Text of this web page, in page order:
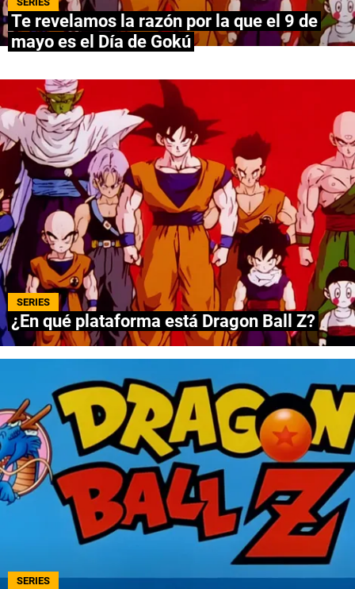
NETFLIX
APPLE TV+
MÚSICA
CELEBRITIES
PASATIEMPOS
INFLUENCERS
SPOILER US
QUIENES SOMOS STAFF | CONTACTO
Escribe en Spoiler
Términos y Condiciones
Políticas de Privacidad
Política Editorial
Ad Choices
Bolavip, al igual que Futbol Sites, es una
compañía perteneciente a Better Collective.
Te revelamos la razón por la que el 9 de
mayo es el Día de Gokú
SERIES
¿En qué plataforma está Dragon Ball Z?
SERIES